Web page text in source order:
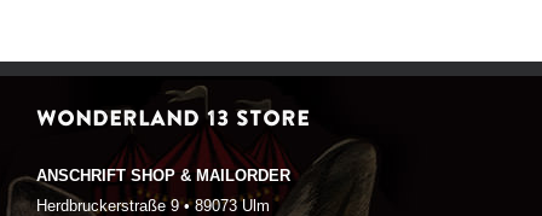
WONDERLAND 13 STORE
ANSCHRIFT SHOP & MAILORDER
Herdbruckerstraße 9 • 89073 Ulm